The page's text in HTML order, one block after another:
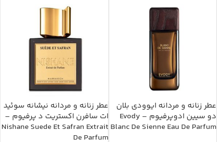
عطر زنانه و مردانه ایوودی بلان
دو سیین ادوپرفیوم – Evody
Blanc De Sienne Eau De Parfum
عطر زنانه و مردانه نیشانه سوئید
ات سافرن اکستریت د پرفیوم –
Nishane Suede Et Safran Extrait
De Parfum